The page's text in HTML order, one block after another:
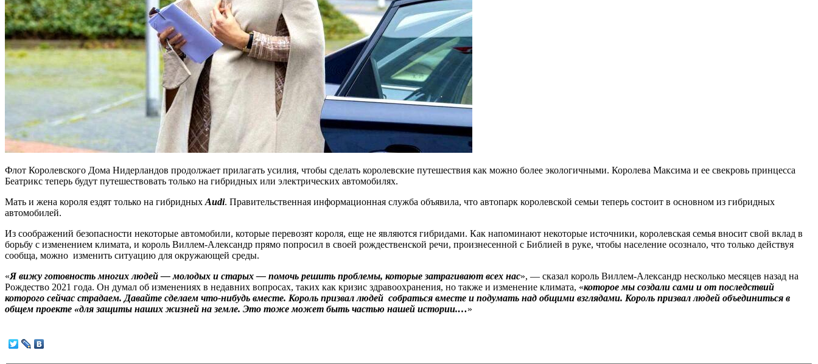
Флот Королевского Дома Нидерландов продолжает прилагать усилия, чтобы сделать королевские путешествия как можно более экологичными. Королева Максима и ее свекровь принцесса
Беатрикс теперь будут путешествовать только на гибридных или электрических автомобилях.
Мать и жена короля ездят только на гибридных Audi. Правительственная информационная служба объявила, что автопарк королевской семьи теперь состоит в основном из гибридных
автомобилей.
Из соображений безопасности некоторые автомобили, которые перевозят короля, еще не являются гибридами. Как напоминают некоторые источники, королевская семья вносит свой вклад в
борьбу с изменением климата, и король Виллем-Александр прямо попросил в своей рождественской речи, произнесенной с Библией в руке, чтобы население осознало, что только действуя
сообща, можно изменить ситуацию для окружающей среды.
«Я вижу готовность многих людей — молодых и старых — помочь решить проблемы, которые затрагивают всех нас», — сказал король Виллем-Александр несколько месяцев назад на
Рождество 2021 года. Он думал об изменениях в недавних вопросах, таких как кризис здравоохранения, но также и изменение климата, «которое мы создали сами и от последствий
которого сейчас страдаем. Давайте сделаем что-нибудь вместе. Король призвал людей собраться вместе и подумать над общими взглядами. Король призвал людей объединиться в
общем проекте «для защиты наших жизней на земле. Это тоже может быть частью нашей истории.…»